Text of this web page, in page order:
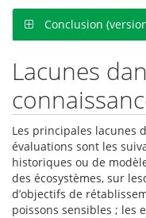
Conclusion
Lacunes
Les principales lacunes
évaluations sont les
historiques ou de
des écosystèmes, sur
d’objectifs de
poissons sensibles ; les